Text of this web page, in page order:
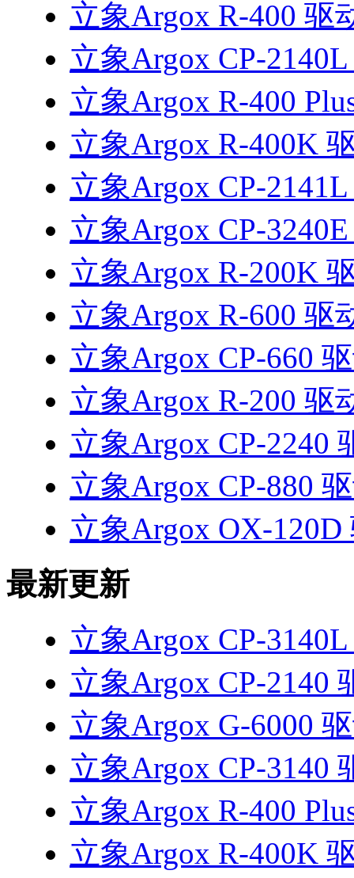
立象Argox R-400 驱
立象Argox CP-
立象Argox R-400
立象Argox R-400K
立象Argox CP-
立象Argox CP-
立象Argox R-200K
立象Argox R-600 驱
立象Argox CP-660
立象Argox R-200 驱
立象Argox CP-2240
立象Argox CP-880
立象Argox OX-120D
最新更新
立象Argox CP-
立象Argox CP-2140
立象Argox G-6000
立象Argox CP-3140
立象Argox R-400
立象Argox R-400K